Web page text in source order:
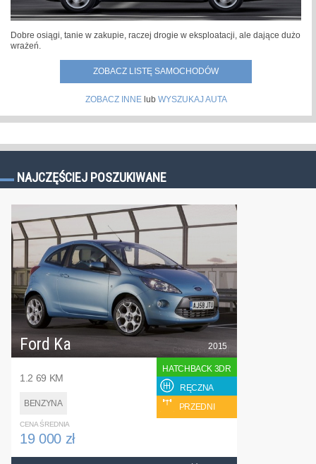
Dobre osiągi, tanie w zakupie, raczej drogie w eksploatacji, ale dające dużo
wrażeń.
ZOBACZ LISTĘ SAMOCHODÓW
ZOBACZ INNElub WYSZUKAJ AUTA
NAJCZĘŚCIEJ POSZUKIWANE
Ford Ka
1.2 69 KM
BENZYNA
2015
HATCHBACK 3DR
RĘCZNA
PRZEDNI
CENA ŚREDNIA
19 000 zł